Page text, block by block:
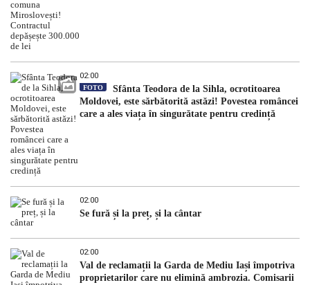
02:00
FOTO
Sfânta Teodora de la Sihla, ocrotitoarea
Moldovei, este sărbătorită astăzi! Povestea româncei
care a ales viața în singurătate pentru credință
02:00
Se fură și la preț, și la cântar
02:00
Val de reclamații la Garda de Mediu Iași împotriva
proprietarilor care nu elimină ambrozia. Comisarii